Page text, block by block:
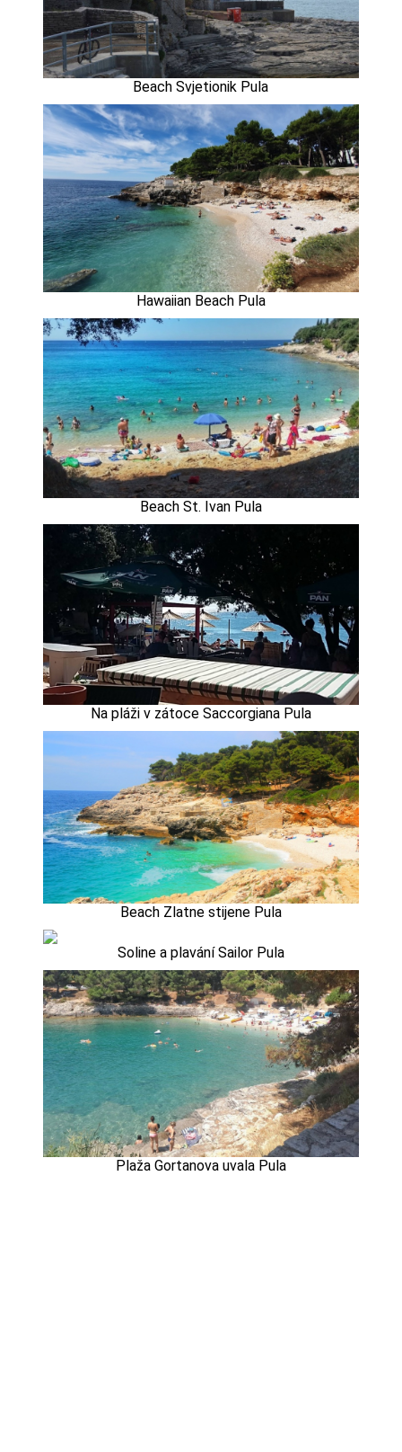
Beach Svjetionik Pula
Hawaiian Beach Pula
Beach St. Ivan Pula
Na pláži v zátoce Saccorgiana Pula
Beach Zlatne stijene Pula
Soline a plavání Sailor Pula
Plaža Gortanova uvala Pula